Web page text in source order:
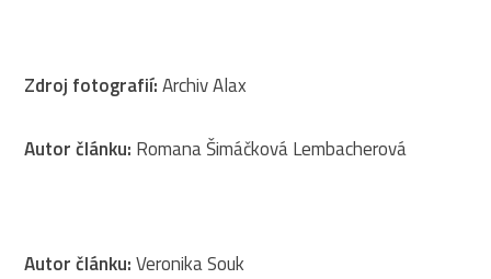
Zdroj fotografií:Archiv Alax
Autor článku: Romana Šimáčková Lembacherová
Autor článku:Veronika Souk